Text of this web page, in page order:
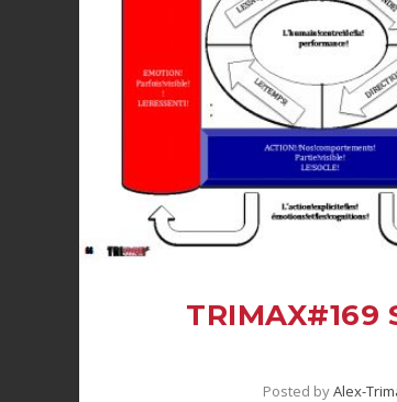
TRIMAX#169
Posted byAlex-